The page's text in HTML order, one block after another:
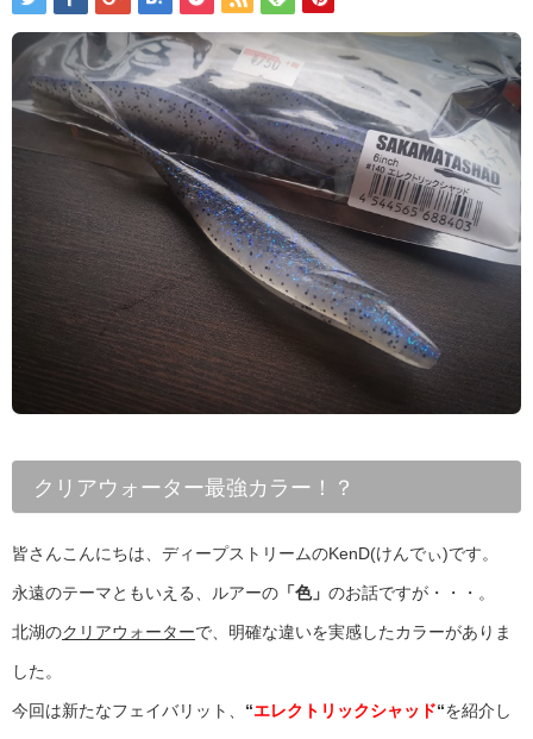
クリアウォーター最強カラー！？
皆さんこんにちは、ディープストリームのKenD(けんでぃ)です。
永遠のテーマともいえる、ルアーの 「色」 のお話ですが・・・。
北湖のクリアウォーターで、明確な違いを実感したカラーがありま
した。
今回は新たなフェイバリット、 “エレクトリックシャッド“を紹介し